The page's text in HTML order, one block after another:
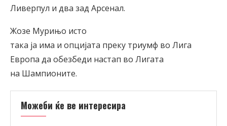
Ливерпул и два зад Арсенал.
Жозе Мурињо исто
така ја има и опцијата преку триумф во Лига
Европа да обезбеди настап во Лигата
на Шампионите.
Можеби ќе ве интересира